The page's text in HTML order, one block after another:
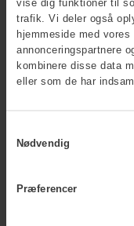
vise dig funktioner til
trafik. Vi deler også
hjemmeside med
annonceringspartnere
kombinere disse data
eller som de har
Nødvendig
Præferencer
Som leder har du et
understøtter og
en rentabel måde,
gælder både i dine
meget vigtig rolle i at